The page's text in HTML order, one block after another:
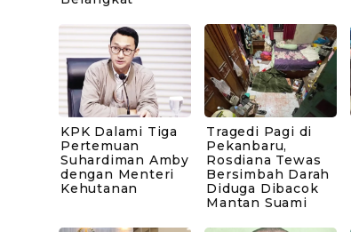
KPK Dalami Tiga
Pertemuan
Suhardiman Amby
dengan Menteri
Kehutanan
Tragedi Pagi di
Pekanbaru,
Rosdiana Tewas
Bersimbah Darah
Diduga Dibacok
Mantan Suami